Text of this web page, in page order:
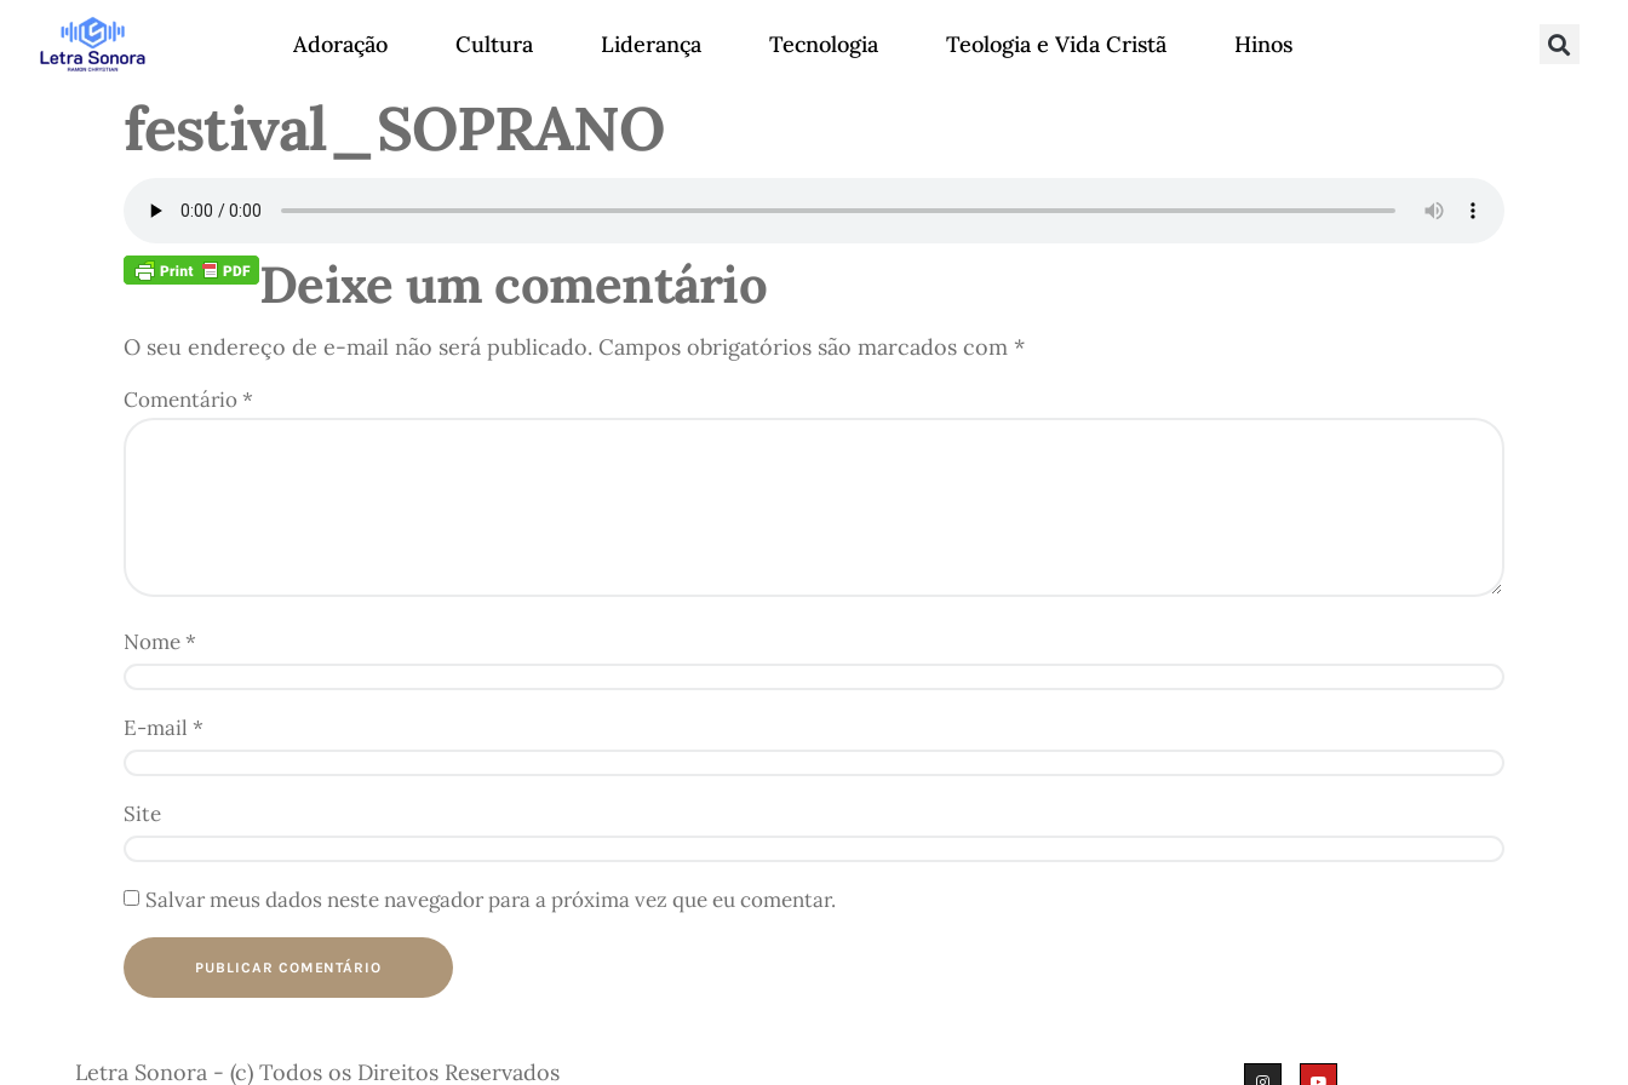
Adoração Cultura Liderança Tecnologia Teologia e Vida Cristã Hinos
festival_SOPRANO
Deixe um comentário
O seu endereço de e-mail não será publicado. Campos obrigatórios são marcados com *
Comentário*
Nome*
E-mail *
Site
Salvar meus dados neste navegador para a próxima vez que eu comentar.
Letra Sonora - (c) Todos os Direitos Reservados